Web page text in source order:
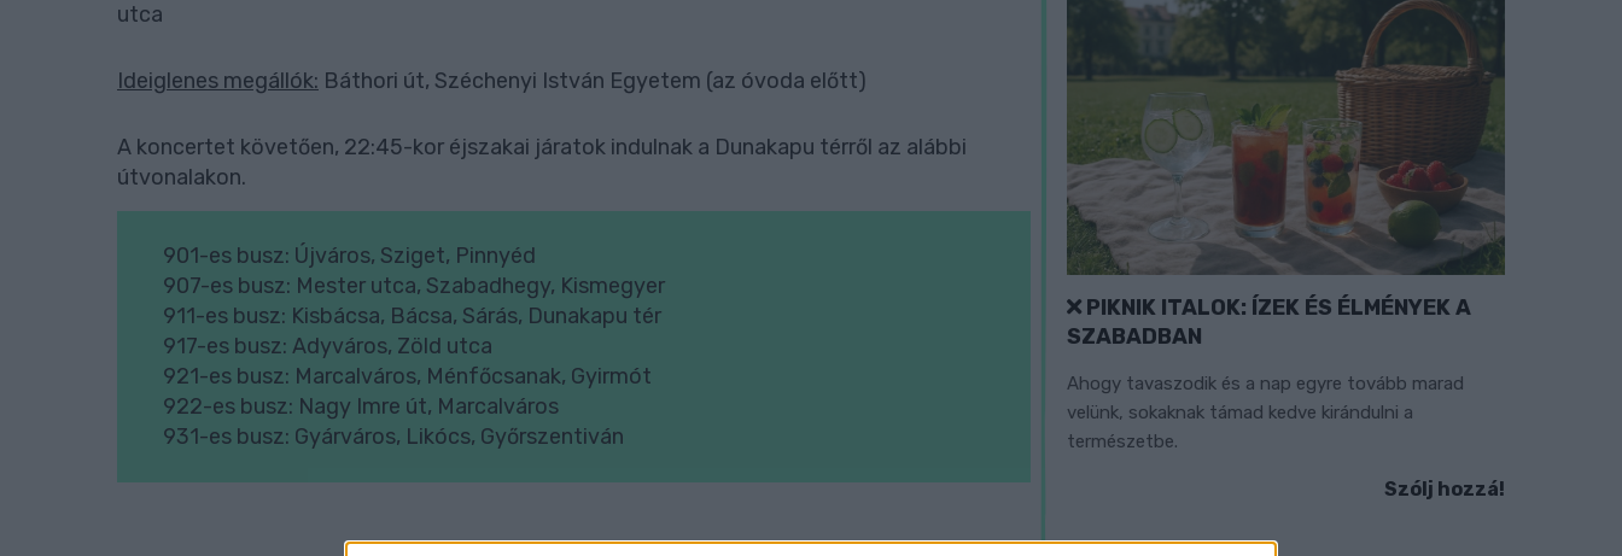
utca
Ideiglenes megállók: Báthori út, Széchenyi István Egyetem (az óvoda előtt)
A koncertet követően, 22:45-kor éjszakai járatok indulnak a Dunakapu térről az alábbi
útvonalakon.
901-es busz: Újváros, Sziget, Pinnyéd
907-es busz: Mester utca, Szabadhegy, Kismegyer
911-es busz: Kisbácsa, Bácsa, Sárás, Dunakapu tér
917-es busz: Adyváros, Zöld utca
921-es busz: Marcalváros, Ménfőcsanak, Gyirmót
922-es busz: Nagy Imre út, Marcalváros
931-es busz: Gyárváros, Likócs, Győrszentiván
PIKNIK ITALOK: ÍZEK ÉS ÉLMÉNYEK A
SZABADBAN
Ahogy tavaszodik és a nap egyre tovább marad
velünk, sokaknak támad kedve kirándulni a
természetbe.
Szólj hozzá!